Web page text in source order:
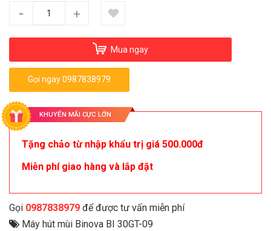
- +
Mua ngay
Gọi ngay 0987838979
KHUYẾN MÃI CỰC LỚN
Tặng chảo từ nhập khẩu trị giá 500.000đ
Miễn phí giao hàng và lắp đặt
Gọi 0987838979 để được tư vấn miễn phí
Máy hút mùi Binova BI 30GT-09